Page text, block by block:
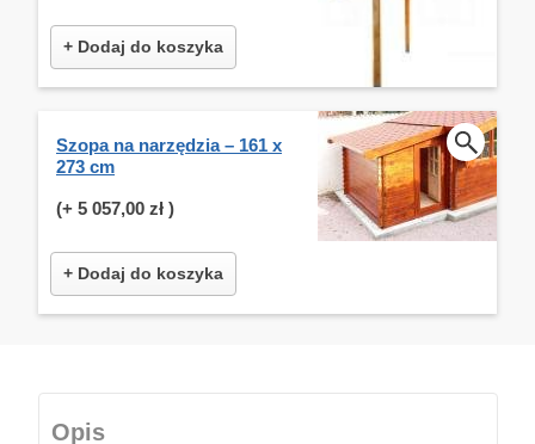
+ Dodaj do koszyka
Szopa na narzędzia – 161 x
273 cm
(+ 5 057,00 zł )
+ Dodaj do koszyka
Opis